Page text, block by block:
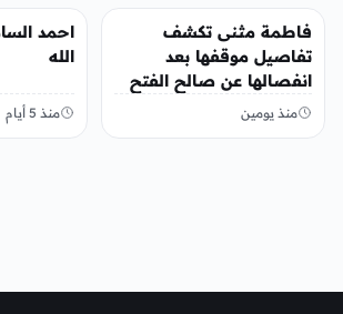
منوعات
فاطمة مثنى تكشف
تفاصيل موقفها بعد
انفصالها عن صالح الفتح
منذ يومين
منوعات
احمد
الله
منذ 5 أيام